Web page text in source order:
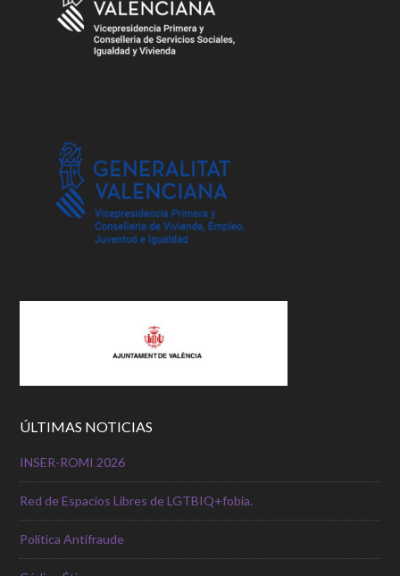
ÚLTIMAS NOTICIAS
INSER-ROMI 2026
Red de Espacios Libres de LGTBIQ+fobia.
Política Antifraude